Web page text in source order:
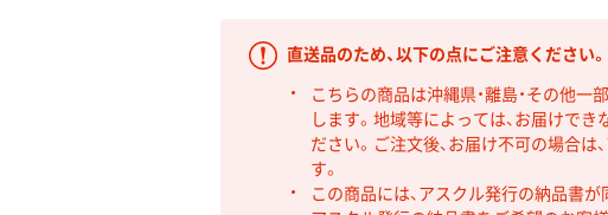
直送品のため、以下の点にご注意ください。
こちらの商品は沖縄県・離島・その他一
します。地域等によっては、お届けで
ださい。ご注文後、お届け不可の場合は
す。
この商品には、アスクル発行の納品書